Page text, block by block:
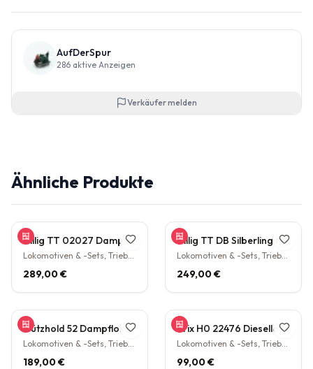
AufDerSpur
286 aktive Anzeigen
Verkäufer melden
Ähnliche Produkte
Tillig TT 02027 Dampflokomotive BR 38.10 der DB Epoche III Personenzuglok Schlepptender rarität
Lokomotiven & -Sets, Triebwagen
289,00 €
Tillig TT DB Silberling Nahverkehrs-Zugset 4-teilig Steuerwagen Hasenkasten Köln HBF Epoche IV rarität
Lokomotiven & -Sets, Triebwagen
249,00 €
Gützhold 52 Dampflokomotive 32 700 DB Tender Epoche III DC NEM H0 1:87
Lokomotiven & -Sets, Triebwagen
189,00 €
Trix H0 22476 Diesellokomotive BR V160 003 DB NEM Epoche IV H0 1:87
Lokomotiven & -Sets, Triebwagen
99,00 €